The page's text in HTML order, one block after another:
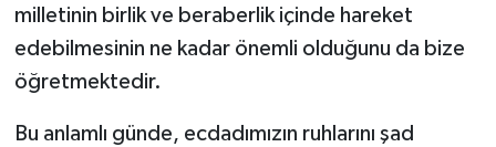
milletinin birlik ve beraberlik içinde hareket
edebilmesinin ne kadar önemli olduğunu da bize
öğretmektedir.
Bu anlamlı günde, ecdadımızın ruhlarını şad